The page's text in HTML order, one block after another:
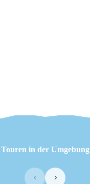
Touren in der Umgebung
‹ ›